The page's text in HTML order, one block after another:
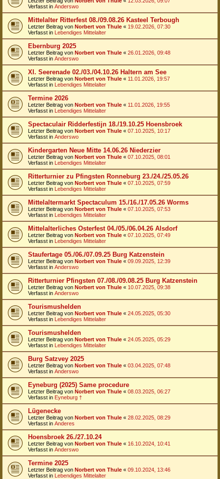
Verfasst in Anderswo
Mittelalter Ritterfest 08./09.08.26 Kasteel Terbough
Letzter Beitrag von Norbert von Thule « 19.02.2026, 07:30
Verfasst in Lebendiges Mittelalter
Ebernburg 2025
Letzter Beitrag von Norbert von Thule « 26.01.2026, 09:48
Verfasst in Anderswo
XI. Seerenade 02./03./04.10.26 Haltern am See
Letzter Beitrag von Norbert von Thule « 11.01.2026, 19:57
Verfasst in Lebendiges Mittelalter
Termine 2026
Letzter Beitrag von Norbert von Thule « 11.01.2026, 19:55
Verfasst in Lebendiges Mittelalter
Spectaculair Ridderfestijn 18./19.10.25 Hoensbroek
Letzter Beitrag von Norbert von Thule « 07.10.2025, 10:17
Verfasst in Anderswo
Kindergarten Neue Mitte 14.06.26 Niederzier
Letzter Beitrag von Norbert von Thule « 07.10.2025, 08:01
Verfasst in Lebendiges Mittelalter
Ritterturnier zu Pfingsten Ronneburg 23./24./25.05.26
Letzter Beitrag von Norbert von Thule « 07.10.2025, 07:59
Verfasst in Lebendiges Mittelalter
Mittelaltermarkt Spectaculum 15./16./17.05.26 Worms
Letzter Beitrag von Norbert von Thule « 07.10.2025, 07:53
Verfasst in Lebendiges Mittelalter
Mittelalterliches Osterfest 04./05./06.04.26 Alsdorf
Letzter Beitrag von Norbert von Thule « 07.10.2025, 07:49
Verfasst in Lebendiges Mittelalter
Staufertage 05./06./07.09.25 Burg Katzenstein
Letzter Beitrag von Norbert von Thule « 09.09.2025, 12:39
Verfasst in Anderswo
Ritterturnier Pfingsten 07./08./09.08.25 Burg Katzenstein
Letzter Beitrag von Norbert von Thule « 10.07.2025, 09:38
Verfasst in Anderswo
Tourismushelden
Letzter Beitrag von Norbert von Thule « 24.05.2025, 05:30
Verfasst in Lebendiges Mittelalter
Tourismushelden
Letzter Beitrag von Norbert von Thule « 24.05.2025, 05:29
Verfasst in Lebendiges Mittelalter
Burg Satzvey 2025
Letzter Beitrag von Norbert von Thule « 03.04.2025, 07:48
Verfasst in Anderswo
Eyneburg (2025) Same procedure
Letzter Beitrag von Norbert von Thule « 08.03.2025, 06:27
Verfasst in Eyneburg †
Lügenecke
Letzter Beitrag von Norbert von Thule « 28.02.2025, 08:29
Verfasst in Anderes
Hoensbroek 26./27.10.24
Letzter Beitrag von Norbert von Thule « 16.10.2024, 10:41
Verfasst in Anderswo
Termine 2025
Letzter Beitrag von Norbert von Thule « 09.10.2024, 13:46
Verfasst in Lebendiges Mittelalter